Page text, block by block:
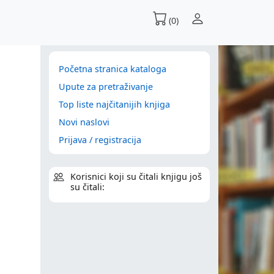
(0)
Početna stranica kataloga
Upute za pretraživanje
Top liste najčitanijih knjiga
Novi naslovi
Prijava / registracija
Korisnici koji su čitali knjigu još
su čitali: